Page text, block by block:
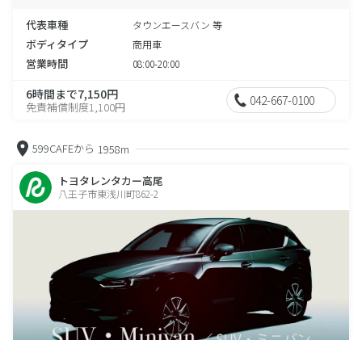
代表車種 タウンエースバン 等
ボディタイプ 商用車
営業時間 08:00-20:00
6時間まで7,150円
免責補償制度1,100円 042-667-0100
599CAFEから 1958m
トヨタレンタカー高尾
八王子市東浅川町862-2